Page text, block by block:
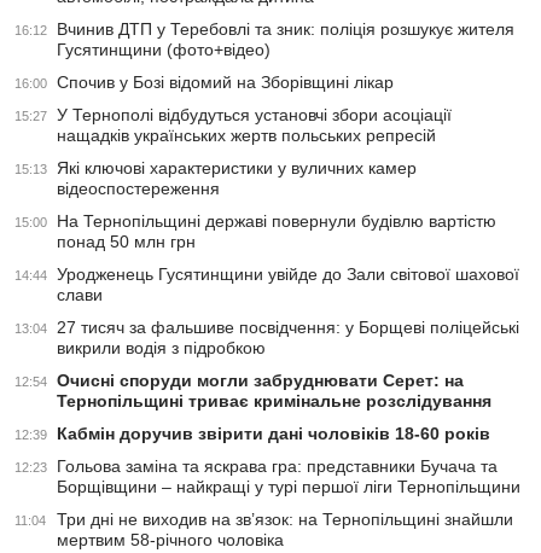
16:12
Вчинив ДТП у Теребовлі та зник: поліція розшукує жителя
Гусятинщини (фото+відео)
16:00 Спочив у Бозі відомий на Зборівщині лікар
15:27
У Тернополі відбудуться установчі збори асоціації
нащадків українських жертв польських репресій
15:13
Які ключові характеристики у вуличних камер
відеоспостереження
15:00
На Тернопільщині державі повернули будівлю вартістю
понад 50 млн грн
14:44
Уродженець Гусятинщини увійде до Зали світової шахової
слави
13:04
27 тисяч за фальшиве посвідчення: у Борщеві поліцейські
викрили водія з підробкою
12:54
Очисні споруди могли забруднювати Серет: на
Тернопільщині триває кримінальне розслідування
12:39 Кабмін доручив звірити дані чоловіків 18-60 років
12:23
Гольова заміна та яскрава гра: представники Бучача та
Борщівщини – найкращі у турі першої ліги Тернопільщини
11:04
Три дні не виходив на зв’язок: на Тернопільщині знайшли
мертвим 58-річного чоловіка